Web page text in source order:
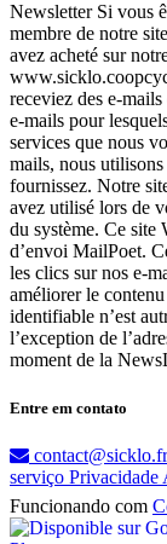
Newsletter Si vous
membre de notre
avez acheté sur
receviez des e-
e-mails pour
services que nous
mails, nous
fournissez. Notre
avez utilisé lors de
du système. Ce site
d’envoi MailPoet.
les clics sur nos e-
améliorer le
identifiable n’est
l’exception de
moment de la
Entre em contato
contact@sicklo.fr
serviço Privacidade
Funcionando com